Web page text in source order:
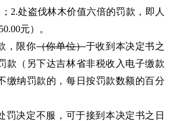
2.处盗伐林木价值六倍的罚款，即人
元）。
，限你（你单位）于收到本决定书之
款（另下达吉林省非税收入电子缴款
缴纳罚款的，每日按罚款数额的百分
罚决定不服，可于接到本决定书之日